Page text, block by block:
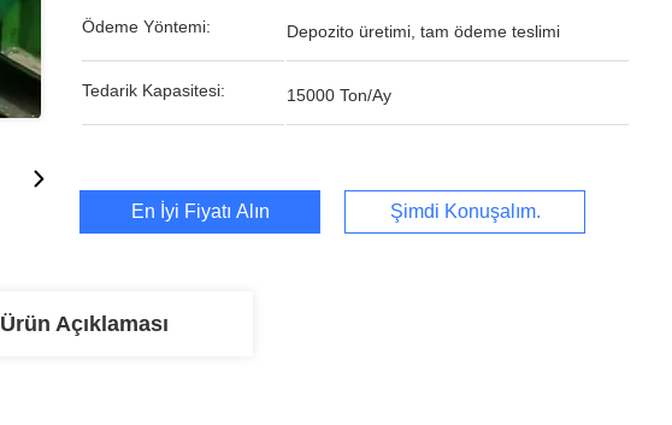
Ödeme Yöntemi: Depozito üretimi, tam ödeme teslimi
Tedarik Kapasitesi: 15000 Ton/Ay
En İyi Fiyatı Alın Şimdi Konuşalım.
Ürün Açıklaması